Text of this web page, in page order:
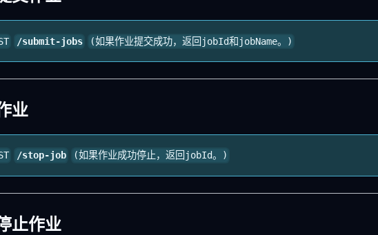
/submit-jobs (如果作业提交成功，返回jobId和jobName。)
业
/stop-job (如果作业成功停止，返回jobId。)
止作业